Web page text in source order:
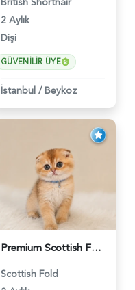
2 Aylık
Dişi
GÜVENILIR ÜYE
İstanbul / Beykoz
Premium Scottish Fold Golden Yavru - 6400
Scottish Fold